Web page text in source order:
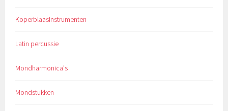
Koperblaasinstrumenten
Latin percussie
Mondharmonica's
Mondstukken